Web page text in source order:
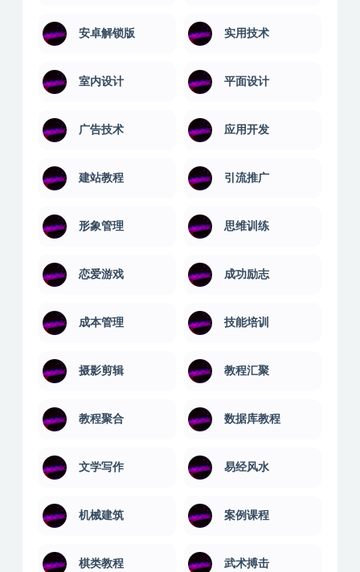
安卓解锁版 实用技术
室内设计 平面设计
广告技术 应用开发
建站教程 引流推广
形象管理 思维训练
恋爱游戏 成功励志
成本管理 技能培训
摄影剪辑 教程汇聚
教程聚合 数据库教程
文学写作 易经风水
机械建筑 案例课程
棋类教程 武术搏击